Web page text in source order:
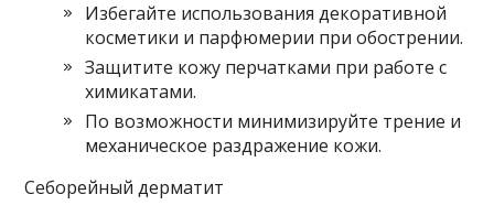
Избегайте использования декоративной
косметики и парфюмерии при обострении.
Защитите кожу перчатками при работе с
химикатами.
По возможности минимизируйте трение и
механическое раздражение кожи.
Себорейный дерматит